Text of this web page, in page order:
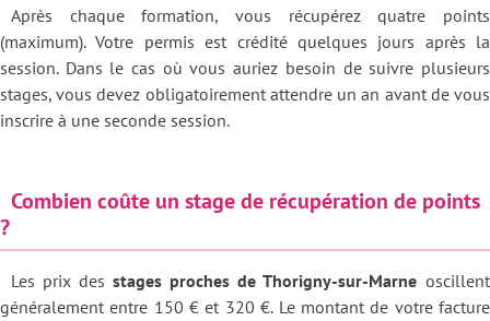
Après chaque formation, vous récupérez quatre points
(maximum). Votre permis est crédité quelques jours après la
session. Dans le cas où vous auriez besoin de suivre plusieurs
stages, vous devez obligatoirement attendre un an avant de vous
inscrire à une seconde session.
Combien coûte un stage de récupération de points
?
Les prix des stages proches de Thorigny-sur-Marne oscillent
généralement entre 150 € et 320 €. Le montant de votre facture